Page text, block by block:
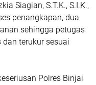
Siagian, S.T.K., S.I.K.,
penangkapan, dua
sehingga petugas
terukur sesuai
Polres Binjai